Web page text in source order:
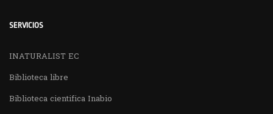
SERVICIOS
INATURALIST EC
Biblioteca libre
Biblioteca cientifica Inabio